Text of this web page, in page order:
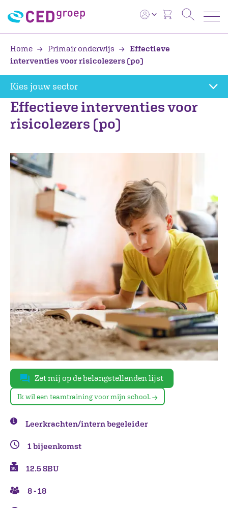
Home Primair onderwijs
Effectieve
interventies voor risicolezers (po)
Kies jouw sector
Effectieve interventies voor
risicolezers (po)
Zet mij op de belangstellenden lijst
Ik wil een teamtraining voor mijn school.
Leerkrachten/intern begeleider
1 bijeenkomst
12.5 SBU
8 - 18